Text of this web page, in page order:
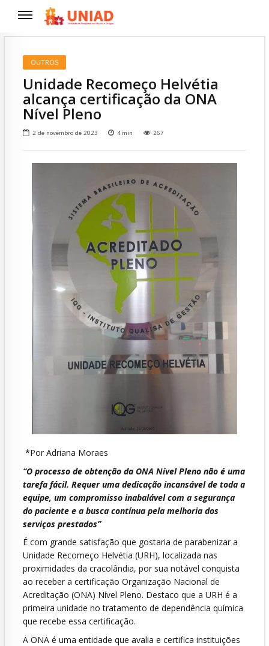
OUTROS
Unidade Recomeço Helvétia
alcança certificação da ONA
Nível Pleno
2 de novembro de 2023 4 min 267
*Por Adriana Moraes
“O processo de obtenção da ONA Nível Pleno não é uma
tarefa fácil. Requer uma dedicação incansável de toda a
equipe, um compromisso inabalável com a segurança
do paciente e a busca contínua pela melhoria dos
serviços prestados”
É com grande satisfação que gostaria de parabenizar a
Unidade Recomeço Helvétia (URH), localizada nas
proximidades da cracolândia, por sua notável conquista
ao receber a certificação Organização Nacional de
Acreditação (ONA) Nível Pleno. Destaco que a URH é a
primeira unidade no tratamento de dependência química
que recebe essa certificação.
A ONA é uma entidade que avalia e certifica instituições